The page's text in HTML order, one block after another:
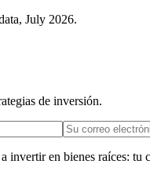
July 2026.
de inversión.
invertir en bienes raíces: tu